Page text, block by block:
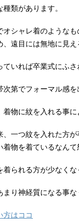
類があります。
オシャレ着のような
遠目には無地に見え
いれば卒業式にふさ
次第でフォーマル感を
物に紋を入れる事に
、一つ紋を入れた方
物を着ているなんて
られる方が少なくな
り神経質になる事な
方はココ